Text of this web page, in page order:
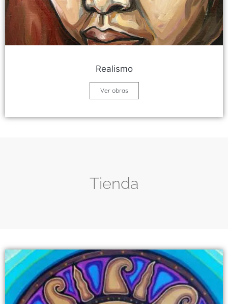
Realismo
Ver obras
Tienda